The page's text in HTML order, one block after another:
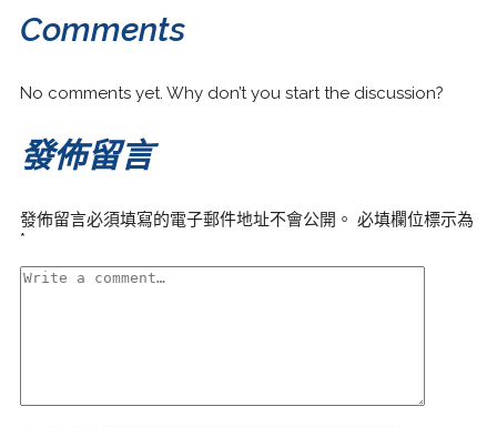
Comments
No comments yet. Why don’t you start the discussion?
發佈留言
發佈留言必須填寫的電子郵件地址不會公開。 必填欄位標示為
*